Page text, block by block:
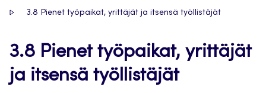
3.8 Pienet työpaikat, yrittäjät ja itsensä työllistäjät
3.8 Pienet työpaikat, yrittäjät
ja itsensä työllistäjät